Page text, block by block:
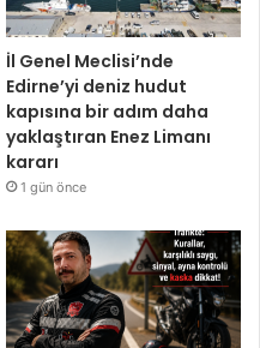
İl Genel Meclisi’nde
Edirne’yi deniz hudut
kapısına bir adım daha
yaklaştıran Enez Limanı
kararı
1 gün önce